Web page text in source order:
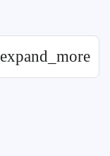
expand_more